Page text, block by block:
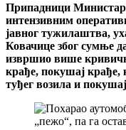
Припадници
интензивним
јавног тужилаштва,
Ковачице због сумње
извршио више
крађе, покушај
туђег возила и